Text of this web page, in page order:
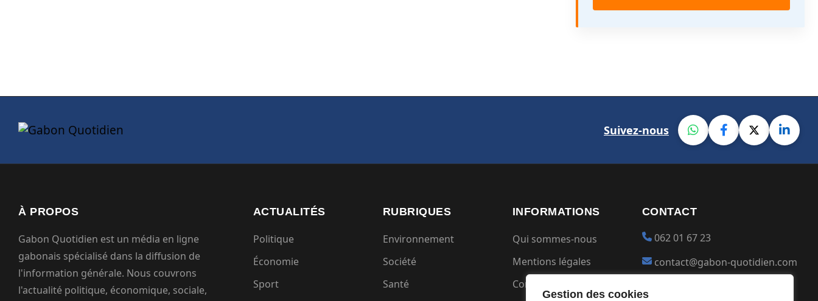
Gestion des cookies
Suivez-nous
À PROPOS
Gabon Quotidien est un média en ligne
gabonais spécialisé dans la diffusion de
l'information générale. Nous couvrons
l'actualité politique, économique, sociale,
ACTUALITÉS
Politique
Économie
Sport
RUBRIQUES
Environnement
Société
Santé
INFORMATIONS
Qui sommes-nous
Mentions légales
Conditions générales
CONTACT
062 01 67 23
contact@gabon-quotidien.com